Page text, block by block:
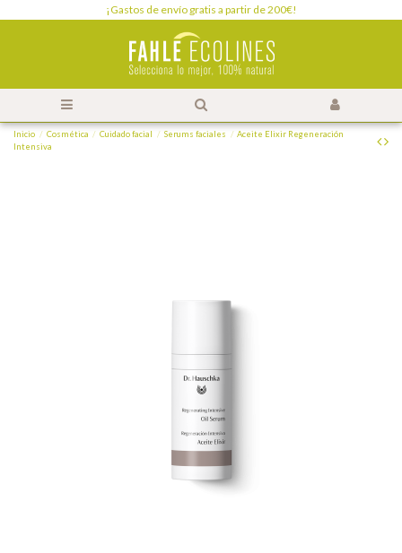
¡Gastos de envío gratis a partir de 200€!
Inicio Cosmética Cuidado facial Serums faciales
Aceite Elixir Regeneración
Intensiva